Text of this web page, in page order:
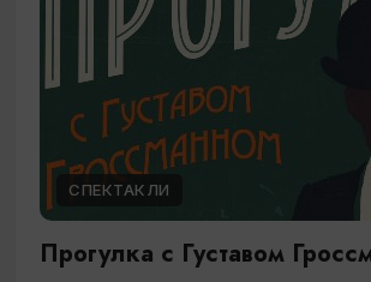
СПЕКТАКЛИ
Прогулка с Густавом